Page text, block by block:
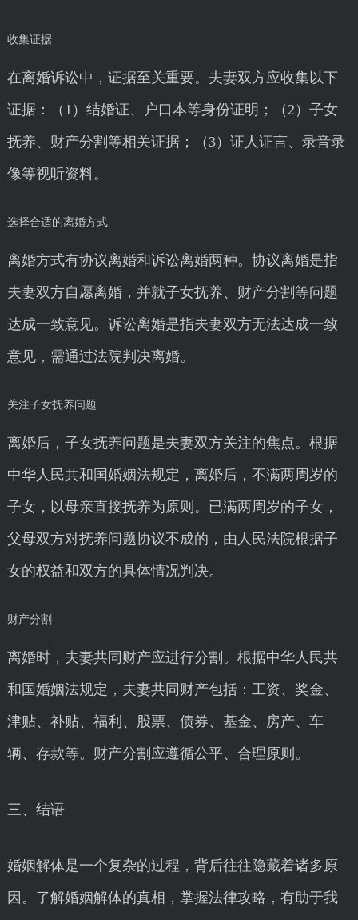
收集证据
在离婚诉讼中，证据至关重要。夫妻双方应收集以下
证据：（1）结婚证、户口本等身份证明；（2）子女
抚养、财产分割等相关证据；（3）证人证言、录音录
像等视听资料。
选择合适的离婚方式
离婚方式有协议离婚和诉讼离婚两种。协议离婚是指
夫妻双方自愿离婚，并就子女抚养、财产分割等问题
达成一致意见。诉讼离婚是指夫妻双方无法达成一致
意见，需通过法院判决离婚。
关注子女抚养问题
离婚后，子女抚养问题是夫妻双方关注的焦点。根据
中华人民共和国婚姻法规定，离婚后，不满两周岁的
子女，以母亲直接抚养为原则。已满两周岁的子女，
父母双方对抚养问题协议不成的，由人民法院根据子
女的权益和双方的具体情况判决。
财产分割
离婚时，夫妻共同财产应进行分割。根据中华人民共
和国婚姻法规定，夫妻共同财产包括：工资、奖金、
津贴、补贴、福利、股票、债券、基金、房产、车
辆、存款等。财产分割应遵循公平、合理原则。
三、结语
婚姻解体是一个复杂的过程，背后往往隐藏着诸多原
因。了解婚姻解体的真相，掌握法律攻略，有助于我